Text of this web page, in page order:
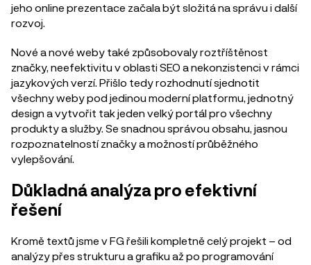
jeho online prezentace začala být složitá na správu i další
rozvoj.
Nové a nové weby také způsobovaly roztříštěnost
značky, neefektivitu v oblasti SEO a nekonzistenci v rámci
jazykových verzí. Přišlo tedy rozhodnutí sjednotit
všechny weby pod jedinou moderní platformu, jednotný
design a vytvořit tak jeden velký portál pro všechny
produkty a služby. Se snadnou správou obsahu, jasnou
rozpoznatelností značky a možností průběžného
vylepšování.
Důkladná analýza pro efektivní
řešení
Kromě textů jsme v FG řešili kompletně celý projekt –⁠⁠⁠⁠⁠⁠ od
analýzy přes strukturu a grafiku až po programování